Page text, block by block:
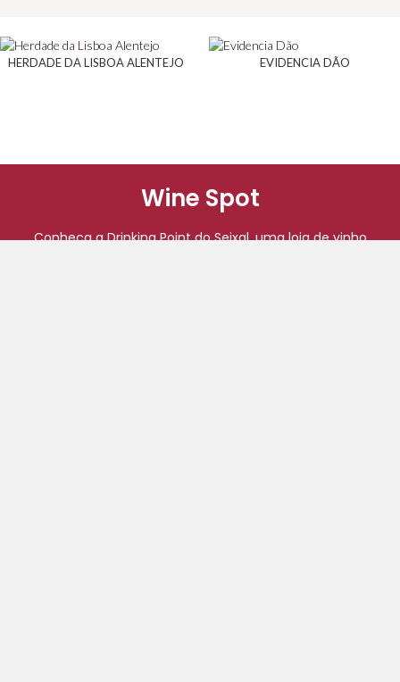
HERDADE DA LISBOA ALENTEJO EVIDENCIA DÃO
Wine Spot
Conheça a Drinking Point do Seixal, uma loja de vinho